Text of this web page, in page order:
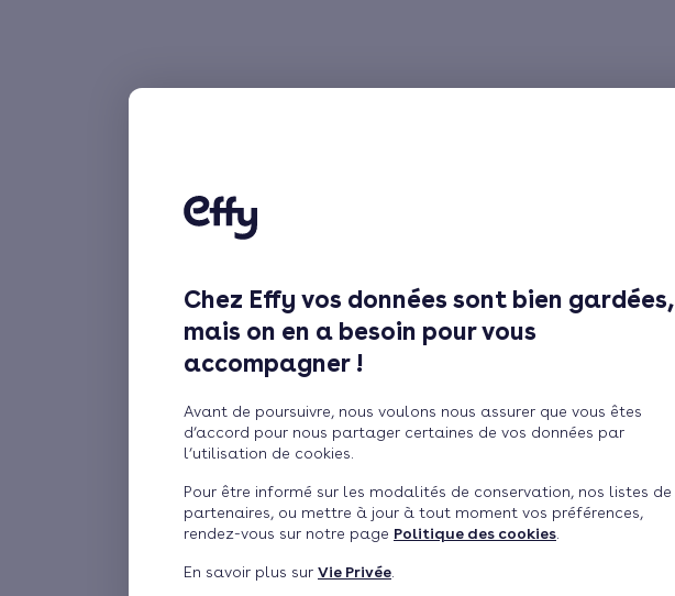
Chez Effy vos données sont bien gardées,
mais on en a besoin pour vous
accompagner !
Avant de poursuivre, nous voulons nous assurer que vous êtes
d’accord pour nous partager certaines de vos données par
l’utilisation de cookies.
Pour être informé sur les modalités de conservation, nos listes de
partenaires, ou mettre à jour à tout moment vos préférences,
rendez-vous sur notre page Politique des cookies
En savoir plus sur Vie Privée